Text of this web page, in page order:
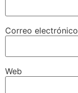
Correo electrónico
Web